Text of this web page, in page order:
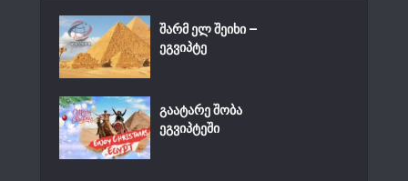
შარმ ელ შეიხი –
ეგვიპტე
გაატარე შობა
ეგვიპტეში